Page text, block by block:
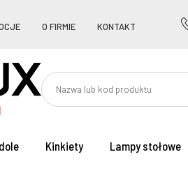
O FIRMIE KONTAKT
Kinkiety Lampy stołowe